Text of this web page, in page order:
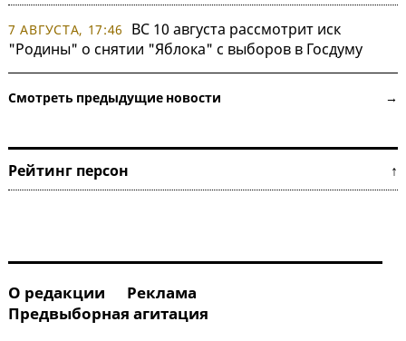
7 АВГУСТА, 17:46
ВС 10 августа рассмотрит иск
"Родины" о снятии "Яблока" с выборов в Госдуму
Смотреть предыдущие новости →
Рейтинг персон ↑
О редакции
Реклама
Предвыборная агитация